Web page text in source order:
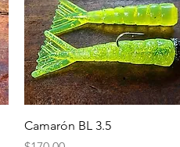
Vista rápida
Camarón BL 3.5